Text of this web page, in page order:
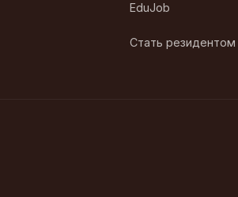
EduJob
Стать резидентом